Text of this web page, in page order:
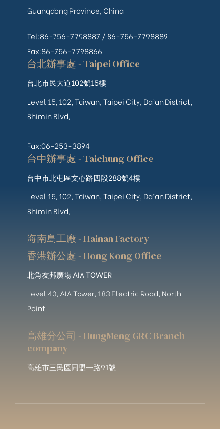
Guangdong Province, China
Tel:86-756-7798887 / 86-756-7798889
Fax:86-756-7798866
台北辦事處 - Taipei Office
台北市民大道102號15樓
Level 15, 102, Taiwan, Taipei City, Da’an District,
Shimin Blvd,
Fax:06-253-3894
台中辦事處 - Taichung Office
台中市北屯區文心路四段288號4樓
Level 15, 102, Taiwan, Taipei City, Da’an District,
Shimin Blvd,
海南島工廠 - Hainan Factory
香港辦公處 - Hong Kong Office
北角友邦廣場 AIA TOWER
Level 43, AIA Tower, 183 Electric Road, North
Point
高雄分公司 - HungMeng GRC Branch
company
高雄市三民區同盟一路91號